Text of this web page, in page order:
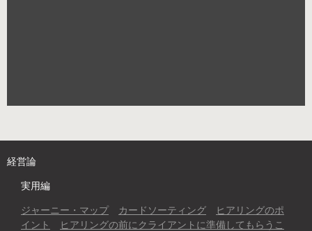
経営論
実用編
ジャーニー・マップ カードソーティング
ヒアリングのポ
イント
ヒアリングの前にクライアントに準備してもらうこ